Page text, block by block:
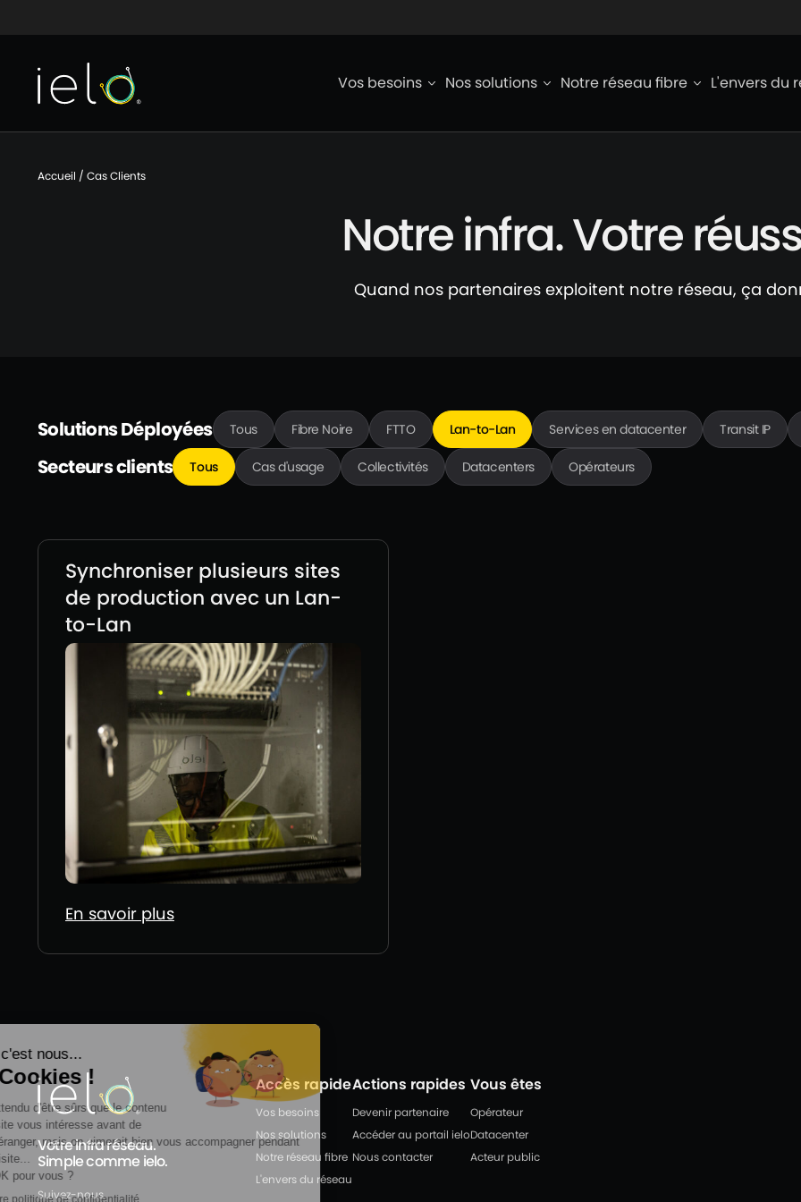
Vos besoins Nos solutions Notre réseau fibre L'envers du
Accueil / Cas Clients
Notre infra. Votre
Quand nos partenaires exploitent notre réseau, ça
Solutions Déployées Tous Fibre Noire FTTO Lan-to-Lan Services en datacenter Transit IP
Secteurs clients Tous Cas d'usage Collectivités Datacenters Opérateurs
Synchroniser plusieurs sites
de production avec un Lan-
to-Lan
En savoir plus
Votre infra réseau.
Simple comme ielo.
Suivez-nous
Accès rapide
Vos besoins
Nos solutions
Notre réseau fibre
L'envers du réseau
Actions rapides
Devenir partenaire
Accéder au portail ielo
Nous contacter
Vous êtes
Opérateur
Datacenter
Acteur public